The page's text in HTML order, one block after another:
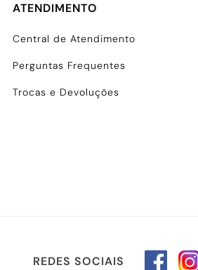
ATENDIMENTO
Central de Atendimento
Perguntas Frequentes
Trocas e Devoluções
REDES SOCIAIS